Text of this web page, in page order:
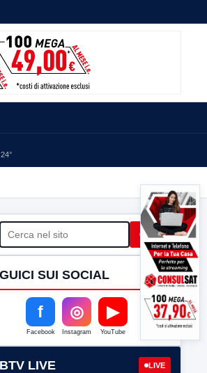
Cerca
SUI SOCIAL
f
Facebook
◎
Instagram
▶
YouTube
LIVE LIVE